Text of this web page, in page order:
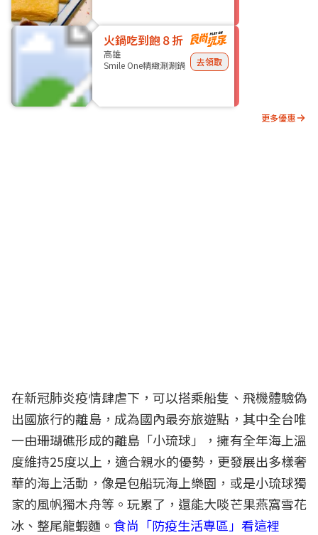
火鍋吃到飽８折
高雄
Smile One精緻涮涮鍋
去領取
更多優惠
在新冠肺炎疫情肆虐下，可以搭乘船隻、飛機體驗偽
出國旅行的離島，成為國內最夯旅遊點，其中全台唯
一由珊瑚礁形成的離島「小琉球 」，擁有全年海上溫
度維持25度以上，適合親水的優勢，更發展出多樣奢
華的海上活動，像是包船玩海上樂園，或是小琉球獨
家的風帆獨木舟等。玩累了，還能大啖芒果燕窩雪花
冰、整尾龍蝦麵。 食尚「防疫生活專區」看這裡